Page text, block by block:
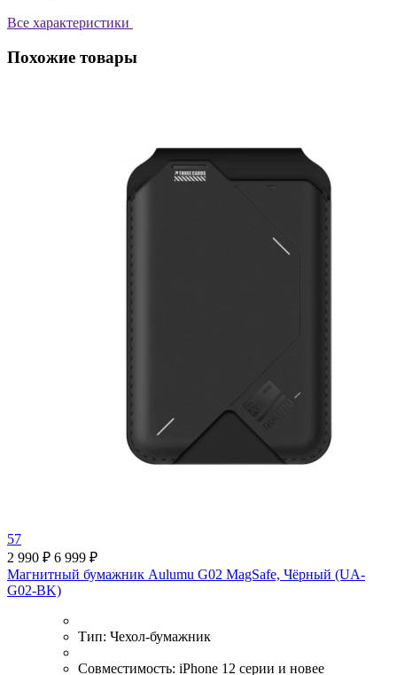
Все характеристики
Похожие товары
57
2 990 ₽ 6 999 ₽
Магнитный бумажник Aulumu G02 MagSafe, Чёрный (UA-
G02-BK)
Тип: Чехол-бумажник
Совместимость: iPhone 12 серии и новее